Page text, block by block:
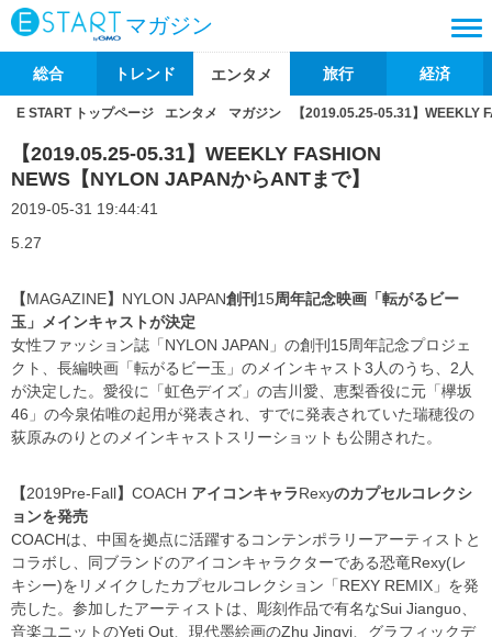
マガジン
総合 トレンド エンタメ 旅行 経済
E START トップページ エンタメ マガジン 【2019.05.25-05.31】WEEKLY
【2019.05.25-05.31】WEEKLY FASHION
NEWS【NYLON JAPANからANTまで】
2019-05-31 19:44:41
5.27
【MAGAZINE】 NYLON JAPAN創刊 15周年記念映画「転がるビー
玉」メインキャストが決定
女性ファッション誌「NYLON JAPAN 」の創刊 15周年記念プロジェ
クト、長編映画「転がるビー玉」のメインキャスト3 人のうち、 2 人
が決定した。愛役に「虹色デイズ」の吉川愛、恵梨香役に元「欅坂
46 」の今泉佑唯の起用が発表され、すでに発表されていた瑞穂役の
荻原みのりとのメインキャストスリーショットも公開された。
【2019Pre-Fall】 COACH アイコンキャラRexyのカプセルコレクシ
ョンを発売
COACHは、中国を拠点に活躍するコンテンポラリーアーティストと
コラボし、同ブランドのアイコンキャラクターである恐竜Rexy(レ
キシー)をリメイクしたカプセルコレクション「REXY REMIX 」を発
売した。参加したアーティストは、彫刻作品で有名なSui Jianguo
音楽ユニットのYeti Out 、現代墨絵画のZhu Jingyi 、グラフィックデ